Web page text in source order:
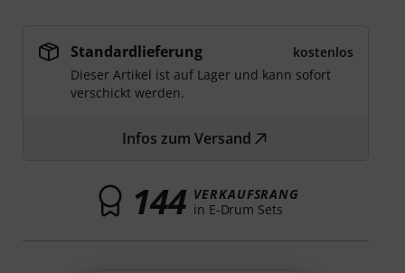
Standardlieferung
kostenlos
Dieser Artikel ist auf Lager und kann sofort
verschickt werden.
Infos zum Versand
144 VERKAUFSRANG
in E-Drum Sets